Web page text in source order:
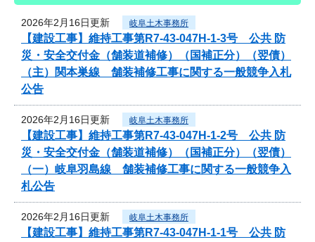
2026年2月16日更新 岐阜土木事務所
【建設工事】維持工事第R7-43-047H-1-3号 公共 防
災・安全交付金（舗装道補修）（国補正分）（翌債）
（主）関本巣線 舗装補修工事に関する一般競争入札
公告
2026年2月16日更新 岐阜土木事務所
【建設工事】維持工事第R7-43-047H-1-2号 公共 防
災・安全交付金（舗装道補修）（国補正分）（翌債）
（一）岐阜羽島線 舗装補修工事に関する一般競争入
札公告
2026年2月16日更新 岐阜土木事務所
【建設工事】維持工事第R7-43-047H-1-1号 公共 防